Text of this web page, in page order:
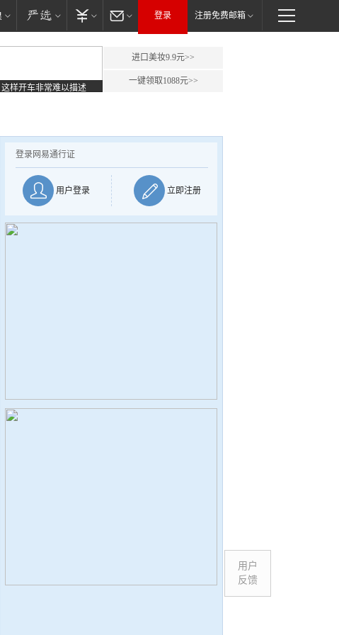
登录 注册免费邮箱
这样开车非常难以描述
进口美妆9.9元>>
一键领取1088元>>
登录网易通行证
用户登录 立即注册
用户
反馈